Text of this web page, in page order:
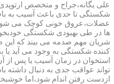
علی یگانه،جراح و متخصص
شکستگی تا حدی باعث آسیب به
عضلات،عروق خونی کوچک می
ها در طی بهبودی شکستگی
شریان مهم صدمه می بیند که این
کننده شکستگی به وجود می آید یا
استخوان در زمان آسیب یا پس
تواند عواقب جدی به دنبال داشته
ازدست رفتن اندام شود،اما